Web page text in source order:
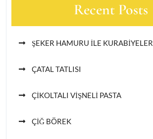
Recent Posts
ŞEKER HAMURU İLE KURABİYELER
ÇATAL TATLISI
ÇİKOLTALI VİŞNELİ PASTA
ÇİĞ BÖREK